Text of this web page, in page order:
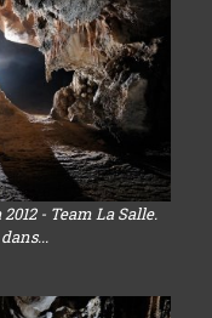
- Team La Salle.